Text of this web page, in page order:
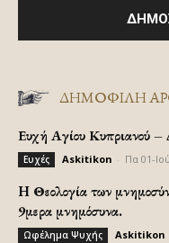
ΔΗΜΟΦΙΛΗ
Ευχή Αγίου Κυπριανού –
Ευχές Askitikon Πα 01-
H Θεολογία των
9μερα μνημόσυνα.
Ωφέλημα Ψυχής Askitikon